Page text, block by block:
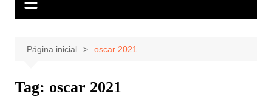
Página inicial oscar 2021
Tag: oscar 2021